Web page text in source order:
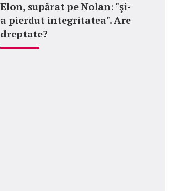
Elon, supărat pe Nolan: "şi-
a pierdut integritatea". Are
dreptate?